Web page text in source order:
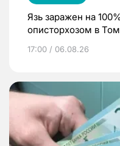
Язь заражен на
описторхозом в
17:00 / 06.08.26